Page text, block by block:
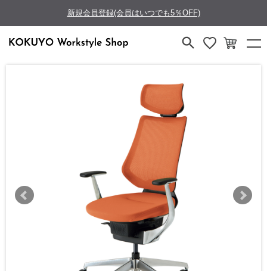
新規会員登録(会員はいつでも5％OFF)